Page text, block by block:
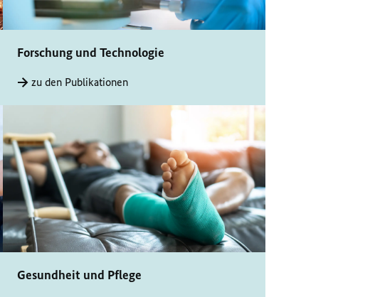
Forschung und Technologie
zu den Publikationen
Gesundheit und Pflege